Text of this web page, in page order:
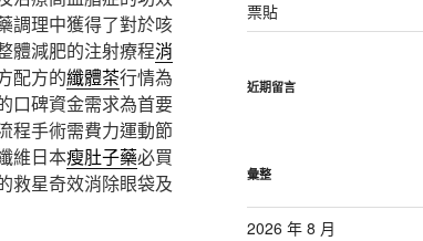
調理中獲得了對於咳
體減肥的注射療程消
配方的纖體茶行情為
口碑資金需求為首要
程手術需費力運動節
維日本瘦肚子藥必買
救星奇效消除眼袋及
票貼
近期留言
彙整
2026 年 8 月